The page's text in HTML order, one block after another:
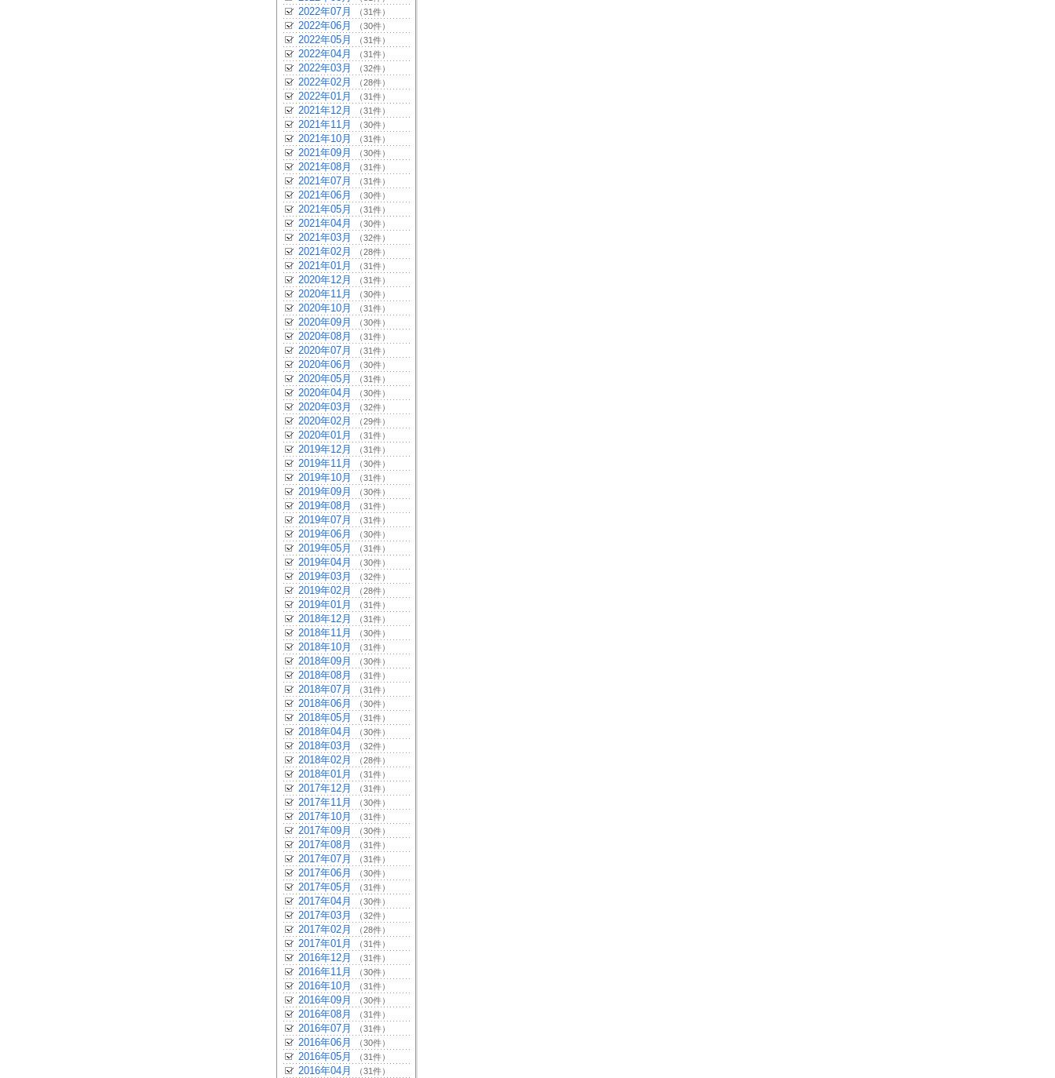
2022年07月 （31件）
2022年06月 （30件）
2022年05月 （31件）
2022年04月 （31件）
2022年03月 （32件）
2022年02月 （28件）
2022年01月 （31件）
2021年12月 （31件）
2021年11月 （30件）
2021年10月 （31件）
2021年09月 （30件）
2021年08月 （31件）
2021年07月 （31件）
2021年06月 （30件）
2021年05月 （31件）
2021年04月 （30件）
2021年03月 （32件）
2021年02月 （28件）
2021年01月 （31件）
2020年12月 （31件）
2020年11月 （30件）
2020年10月 （31件）
2020年09月 （30件）
2020年08月 （31件）
2020年07月 （31件）
2020年06月 （30件）
2020年05月 （31件）
2020年04月 （30件）
2020年03月 （32件）
2020年02月 （29件）
2020年01月 （31件）
2019年12月 （31件）
2019年11月 （30件）
2019年10月 （31件）
2019年09月 （30件）
2019年08月 （31件）
2019年07月 （31件）
2019年06月 （30件）
2019年05月 （31件）
2019年04月 （30件）
2019年03月 （32件）
2019年02月 （28件）
2019年01月 （31件）
2018年12月 （31件）
2018年11月 （30件）
2018年10月 （31件）
2018年09月 （30件）
2018年08月 （31件）
2018年07月 （31件）
2018年06月 （30件）
2018年05月 （31件）
2018年04月 （30件）
2018年03月 （32件）
2018年02月 （28件）
2018年01月 （31件）
2017年12月 （31件）
2017年11月 （30件）
2017年10月 （31件）
2017年09月 （30件）
2017年08月 （31件）
2017年07月 （31件）
2017年06月 （30件）
2017年05月 （31件）
2017年04月 （30件）
2017年03月 （32件）
2017年02月 （28件）
2017年01月 （31件）
2016年12月 （31件）
2016年11月 （30件）
2016年10月 （31件）
2016年09月 （30件）
2016年08月 （31件）
2016年07月 （31件）
2016年06月 （30件）
2016年05月 （31件）
2016年04月 （31件）